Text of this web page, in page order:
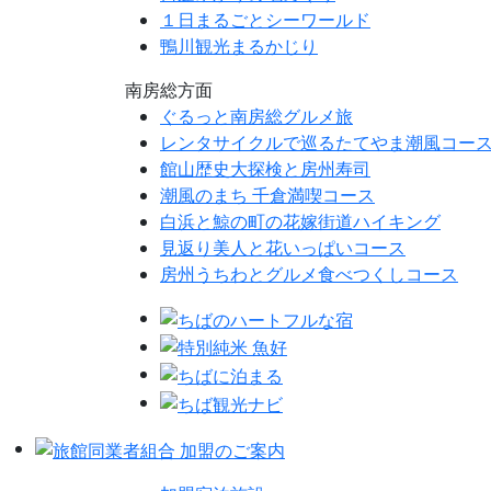
１日まるごとシーワールド
鴨川観光まるかじり
南房総方面
ぐるっと南房総グルメ旅
レンタサイクルで巡るたてやま潮風コー
館山歴史大探検と房州寿司
潮風のまち 千倉満喫コース
白浜と鯨の町の花嫁街道ハイキング
見返り美人と花いっぱいコース
房州うちわとグルメ食べつくしコース